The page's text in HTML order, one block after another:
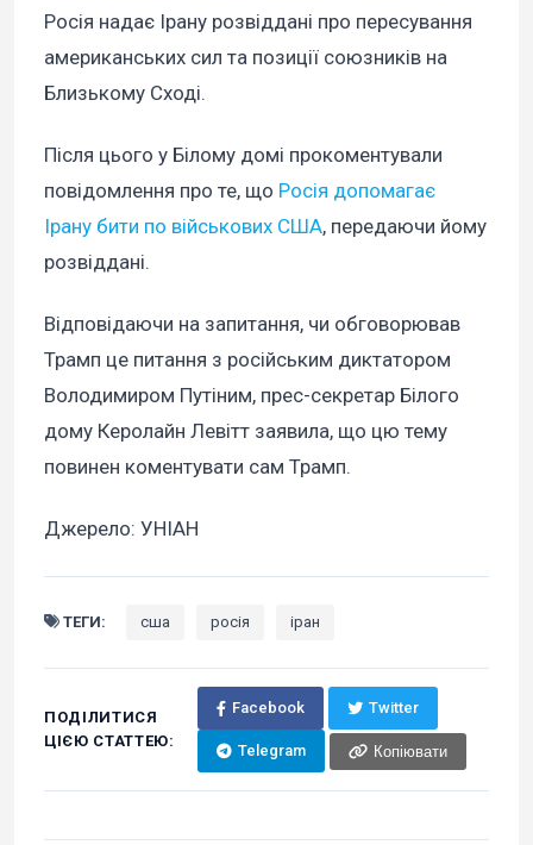
Росія надає Ірану розвіддані про пересування
американських сил та позиції союзників на
Близькому Сході.
Після цього у Білому домі прокоментували
повідомлення про те, що Росія допомагає
Ірану бити по військових США, передаючи йому
розвіддані.
Відповідаючи на запитання, чи обговорював
Трамп це питання з російським диктатором
Володимиром Путіним, прес-секретар Білого
дому Керолайн Левітт заявила, що цю тему
повинен коментувати сам Трамп.
Джерело: УНІАН
ТЕГИ: сша росія іран
ПОДІЛИТИСЯ
ЦІЄЮ СТАТТЕЮ:
Facebook Twitter
Telegram Копіювати